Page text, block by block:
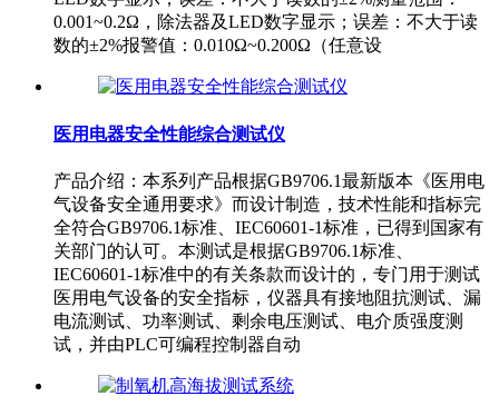
0.001~0.2Ω，除法器及LED数字显示；误差：不大于读
数的±2%报警值：0.010Ω~0.200Ω（任意设
医用电器安全性能综合测试仪
产品介绍：本系列产品根据GB9706.1最新版本《医用电
气设备安全通用要求》而设计制造，技术性能和指标完
全符合GB9706.1标准、IEC60601-1标准，已得到国家有
关部门的认可。本测试是根据GB9706.1标准、
IEC60601-1标准中的有关条款而设计的，专门用于测试
医用电气设备的安全指标，仪器具有接地阻抗测试、漏
电流测试、功率测试、剩余电压测试、电介质强度测
试，并由PLC可编程控制器自动